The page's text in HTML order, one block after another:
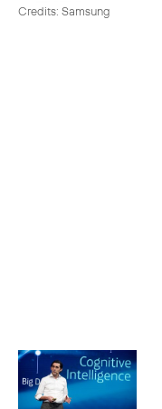
Credits: Samsung